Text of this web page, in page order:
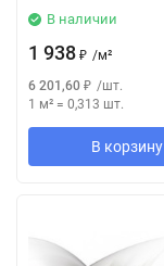
В наличии
1 938 ₽ /м²
6 201,60 ₽ /шт.
1 м² = 0,313 шт.
В корзину